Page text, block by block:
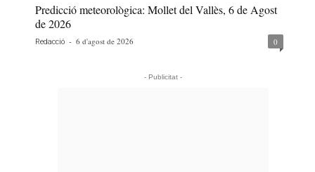
Predicció meteorològica: Mollet del Vallès, 6 de Agost
de 2026
Redacció - 6 d'agost de 2026 0
- Publicitat -